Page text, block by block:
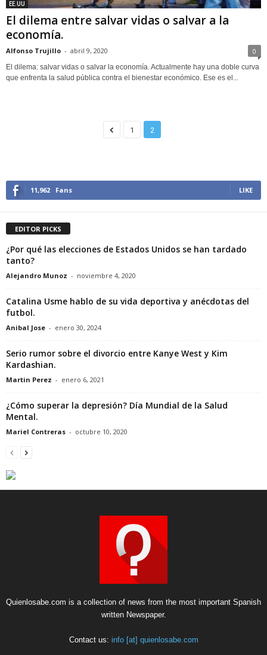
EE.UU
El dilema entre salvar vidas o salvar a la
economía.
Alfonso Trujillo - abril 9, 2020 0
El dilema: salvar vidas o salvar la economía. Actualmente hay una doble curva
que enfrenta la salud pública contra el bienestar económico. Ese es el...
1 2
11,962 Fans LIKE
EDITOR PICKS
¿Por qué las elecciones de Estados Unidos se han tardado
tanto?
Alejandro Munoz - noviembre 4, 2020
Catalina Usme hablo de su vida deportiva y anécdotas del
futbol.
Anibal Jose - enero 30, 2024
Serio rumor sobre el divorcio entre Kanye West y Kim
Kardashian.
Martin Perez - enero 6, 2021
¿Cómo superar la depresión? Día Mundial de la Salud
Mental.
Mariel Contreras - octubre 10, 2020
Quienlosabe.com is a collection of news from the most important Spanish
written Newspaper.
Contact us: info [at] quienlosabe.com